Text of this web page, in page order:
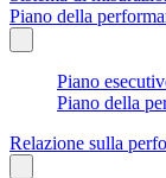
Piano della
Piano
Piano della
Relazione sulla